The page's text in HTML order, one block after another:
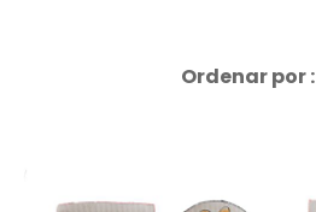
Ordenar por :